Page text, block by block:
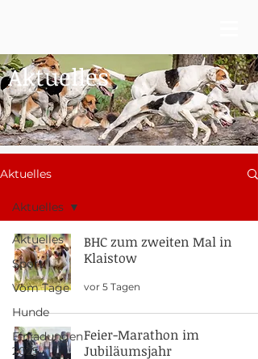
Aktuelles
Aktuelles
Aktuelles
Sport
Vom Tage
Hunde
Einladungen
2025
Aktuelles
BHC zum zweiten Mal in
Klaistow
vor 5 Tagen
Feier-Marathon im
Jubiläumsjahr